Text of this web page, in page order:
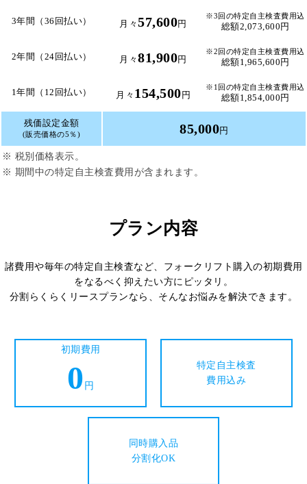
3年間（36回払い） 月々57,600円
※3回の特定自主検査費用込
総額2,073,600円
2年間（24回払い） 月々81,900円
※2回の特定自主検査費用込
総額1,965,600円
1年間（12回払い） 月々 154,500 円
※1回の特定自主検査費用込
総額1,854,000円
残価設定金額
(販売価格の5％) 85,000円
※ 税別価格表示。
※ 期間中の特定自主検査費用が含まれます。
プラン内容
諸費用や毎年の特定自主検査など、フォークリフト購入の初期費用
をなるべく抑えたい方にピッタリ。
分割らくらくリースプランなら、そんなお悩みを解決できます。
初期費用
0 円
特定自主検査
費用込み
同時購入品
分割化OK